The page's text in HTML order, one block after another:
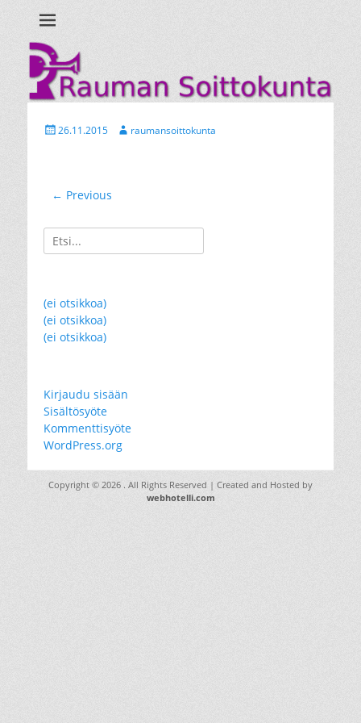
Posted26.11.2015 Authorraumansoittokunta
Artikkelien
← Previous
post:
Search
for:
(ei otsikkoa)
(ei otsikkoa)
(ei otsikkoa)
Kirjaudu sisään
Sisältösyöte
Kommenttisyöte
WordPress.org
Copyright © 2026 . All Rights Reserved | Created and Hosted by
webhotelli.com